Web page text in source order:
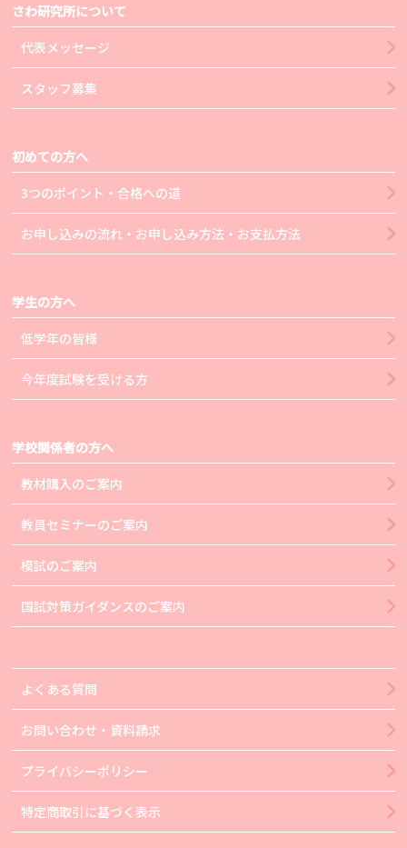
さわ研究所について
代表メッセージ
スタッフ募集
初めての方へ
3つのポイント・合格への道
お申し込みの流れ・お申し込み方法・お支払方法
学生の方へ
低学年の皆様
今年度試験を受ける方
学校関係者の方へ
教材購入のご案内
教員セミナーのご案内
模試のご案内
国試対策ガイダンスのご案内
よくある質問
お問い合わせ・資料請求
プライバシーポリシー
特定商取引に基づく表示